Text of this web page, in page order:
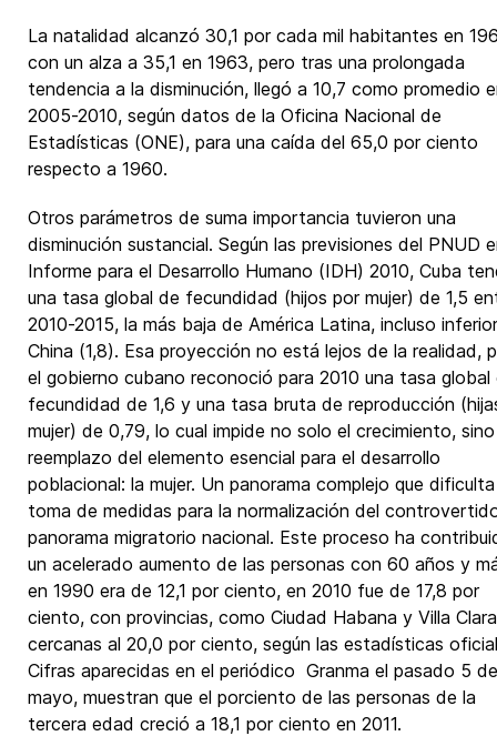
La natalidad alcanzó 30,1 por cada mil habitantes en
con un alza a 35,1 en 1963, pero tras una prolongada
tendencia a la disminución, llegó a 10,7 como promedio
2005-2010, según datos de la Oficina Nacional de
Estadísticas (ONE), para una caída del 65,0 por ciento
respecto a 1960.
Otros parámetros de suma importancia tuvieron una
disminución sustancial. Según las previsiones del PNUD
Informe para el Desarrollo Humano (IDH) 2010, Cuba
una tasa global de fecundidad (hijos por mujer) de 1,5
2010-2015, la más baja de América Latina, incluso
China (1,8). Esa proyección no está lejos de la realidad,
el gobierno cubano reconoció para 2010 una tasa global
fecundidad de 1,6 y una tasa bruta de reproducción
mujer) de 0,79, lo cual impide no solo el crecimiento,
reemplazo del elemento esencial para el desarrollo
poblacional: la mujer. Un panorama complejo que
toma de medidas para la normalización del
panorama migratorio nacional. Este proceso ha
un acelerado aumento de las personas con 60 años y
en 1990 era de 12,1 por ciento, en 2010 fue de 17,8 por
ciento, con provincias, como Ciudad Habana y Villa Clara
cercanas al 20,0 por ciento, según las estadísticas
Cifras aparecidas en el periódico Granma el pasado 5 de
mayo, muestran que el porciento de las personas de la
tercera edad creció a 18,1 por ciento en 2011.